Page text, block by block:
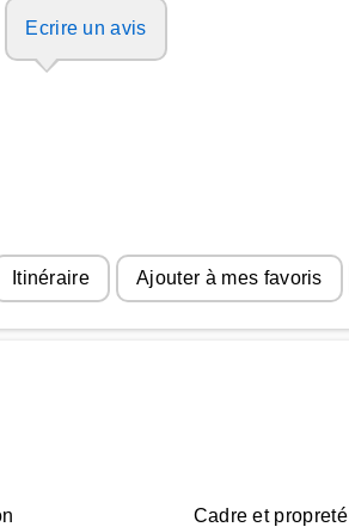
Ecrire un avis
Itinéraire Ajouter à mes favoris
Cadre et propreté